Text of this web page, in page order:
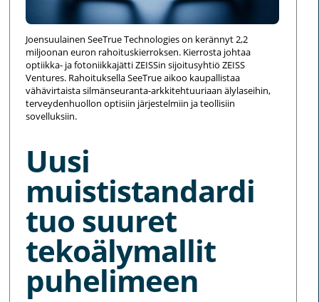
Joensuulainen SeeTrue Technologies on kerännyt 2,2
miljoonan euron rahoituskierroksen. Kierrosta johtaa
optiikka- ja fotoniikkajätti ZEISSin sijoitusyhtiö ZEISS
Ventures. Rahoituksella SeeTrue aikoo kaupallistaa
vähävirtaista silmänseuranta-arkkitehtuuriaan älylaseihin,
terveydenhuollon optisiin järjestelmiin ja teollisiin
sovelluksiin.
Uusi
muististandardi
tuo suuret
tekoälymallit
puhelimeen